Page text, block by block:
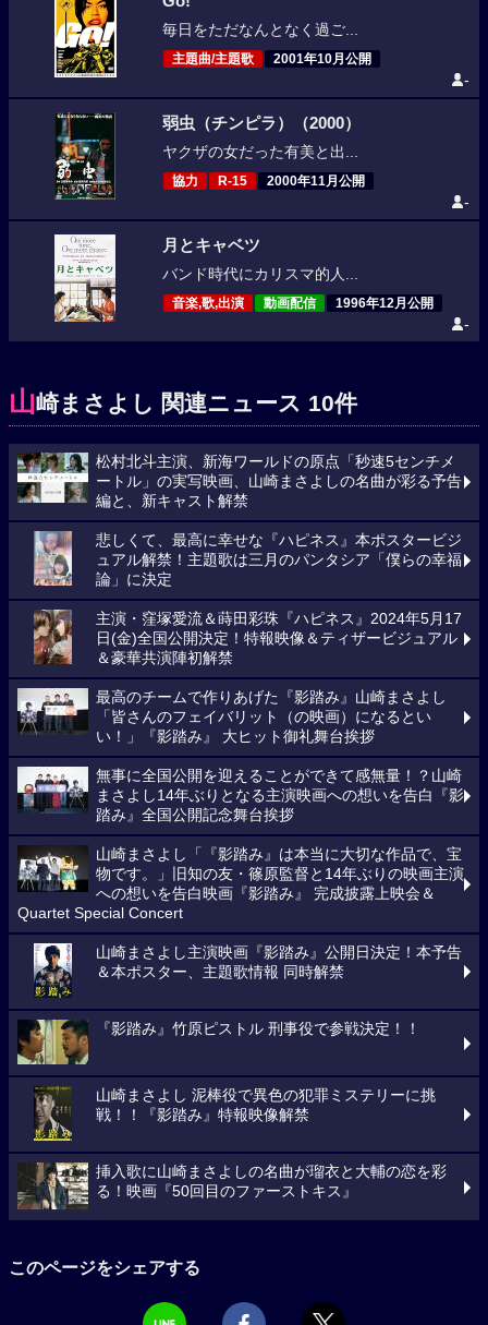
毎日をただなんとなく過ご...
主題曲/主題歌 2001年10月公開
-
弱虫（チンピラ）（2000）
ヤクザの女だった有美と出...
協力 R-15 2000年11月公開
-
月とキャベツ
バンド時代にカリスマ的人...
音楽,歌,出演 動画配信 1996年12月公開
-
山崎まさよし 関連ニュース 10件
松村北斗主演、新海ワールドの原点「秒速5センチメ
ートル」の実写映画、山崎まさよしの名曲が彩る予告
編と、新キャスト解禁
悲しくて、最高に幸せな『ハピネス』本ポスタービジ
ュアル解禁！主題歌は三月のパンタシア「僕らの幸福
論」に決定
主演・窪塚愛流＆蒔田彩珠『ハピネス』2024年5月17
日(金)全国公開決定！特報映像＆ティザービジュアル
＆豪華共演陣初解禁
最高のチームで作りあげた『影踏み』山崎まさよし
「皆さんのフェイバリット（の映画）になるとい
い！」『影踏み』 大ヒット御礼舞台挨拶
無事に全国公開を迎えることができて感無量！？山崎
まさよし14年ぶりとなる主演映画への想いを告白『影
踏み』全国公開記念舞台挨拶
山崎まさよし「『影踏み』は本当に大切な作品で、宝
物です。」旧知の友・篠原監督と14年ぶりの映画主演
への想いを告白映画『影踏み』 完成披露上映会＆
Quartet Special Concert
山崎まさよし主演映画『影踏み』公開日決定！本予告
＆本ポスター、主題歌情報 同時解禁
『影踏み』竹原ピストル 刑事役で参戦決定！！
山崎まさよし 泥棒役で異色の犯罪ミステリーに挑
戦！！『影踏み』特報映像解禁
挿入歌に山崎まさよしの名曲が瑠衣と大輔の恋を彩
る！映画『50回目のファーストキス』
このページをシェアする